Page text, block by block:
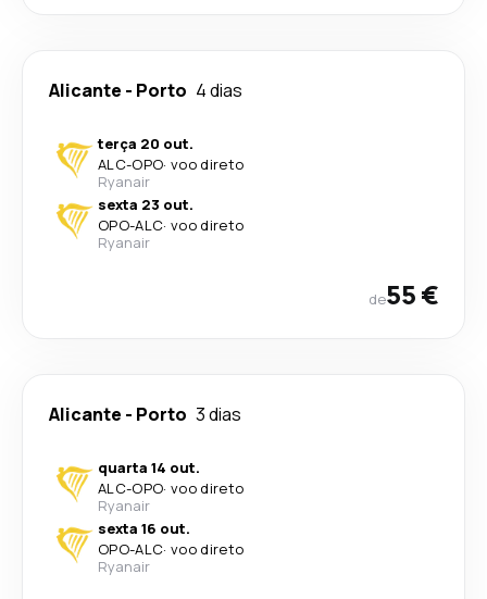
Alicante - Porto 4 dias
terça 20 out.
ALC-OPO· voo direto
Ryanair
sexta 23 out.
OPO-ALC· voo direto
Ryanair
de55 €
Alicante - Porto 3 dias
quarta 14 out.
ALC-OPO· voo direto
Ryanair
sexta 16 out.
OPO-ALC· voo direto
Ryanair